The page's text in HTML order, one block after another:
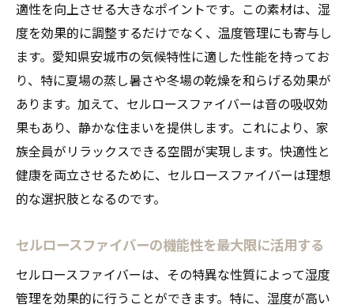
適性を向上させる大きなポイントです。この素材は、湿
度を効果的に調整するだけでなく、温度管理にも寄与し
ます。愛知県安城市の気候特性に適した性能を持ってお
り、特に夏場の蒸し暑さや冬場の乾燥を和らげる効果が
あります。加えて、セルロースファイバーは音の吸収効
果もあり、静かな住まいを提供します。これにより、家
族全員がリラックスできる空間が実現します。快適性と
健康を両立させるために、セルロースファイバーは理想
的な選択肢となるのです。
セルロースファイバーの機能性を最大限に活用する
セルロースファイバーは、その特異な性質によって湿度
管理を効果的に行うことができます。特に、湿度が高い